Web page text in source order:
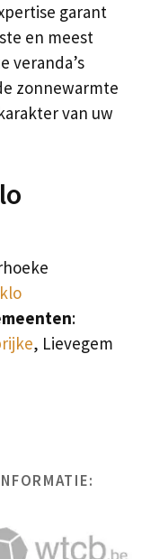
garant
en meest
veranda’s
zonnewarmte
van uw
:
, Lievegem